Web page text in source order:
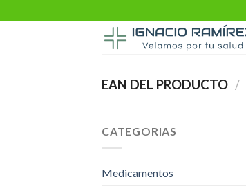
to
EAN DEL PRODUCTO /
CATEGORIAS
Medicamentos